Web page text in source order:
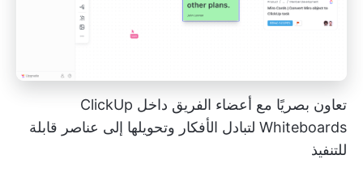
تعاون بصريًا مع أعضاء الفريق داخل ClickUp
Whiteboards لتبادل الأفكار وتحويلها إلى عناصر قابلة
للتنفيذ